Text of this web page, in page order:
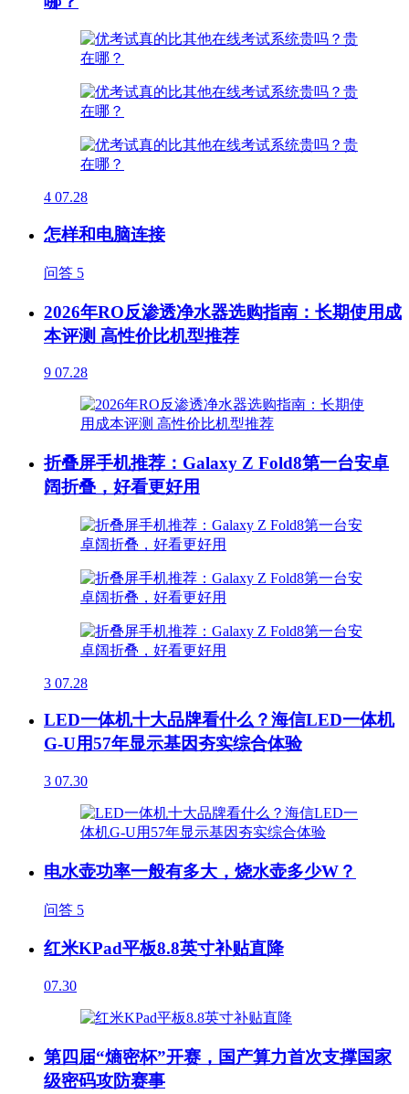
4 07.28
怎样和电脑连接
问答 5
2026年RO反渗透净水器选购指南：长期使用成
本评测 高性价比机型推荐
9 07.28
折叠屏手机推荐：Galaxy Z Fold8第一台安卓
阔折叠，好看更好用
3 07.28
LED一体机十大品牌看什么？海信LED一体机
G-U用57年显示基因夯实综合体验
3 07.30
电水壶功率一般有多大，烧水壶多少W？
问答 5
红米KPad平板8.8英寸补贴直降
07.30
第四届“熵密杯”开赛，国产算力首次支撑国家
级密码攻防赛事